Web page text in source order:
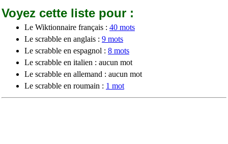
Voyez cette liste pour :
Le Wiktionnaire français : 40 mots
Le scrabble en anglais : 9 mots
Le scrabble en espagnol : 8 mots
Le scrabble en italien : aucun mot
Le scrabble en allemand : aucun mot
Le scrabble en roumain : 1 mot